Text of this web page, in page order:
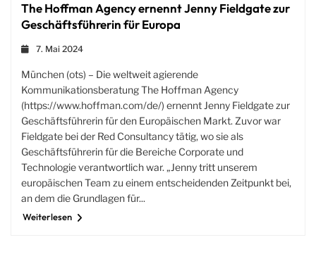
The Hoffman Agency ernennt Jenny Fieldgate zur
Geschäftsführerin für Europa
7. Mai 2024
München (ots) – Die weltweit agierende
Kommunikationsberatung The Hoffman Agency
(https://www.hoffman.com/de/) ernennt Jenny Fieldgate zur
Geschäftsführerin für den Europäischen Markt. Zuvor war
Fieldgate bei der Red Consultancy tätig, wo sie als
Geschäftsführerin für die Bereiche Corporate und
Technologie verantwortlich war. „Jenny tritt unserem
europäischen Team zu einem entscheidenden Zeitpunkt bei,
an dem die Grundlagen für...
Weiterlesen